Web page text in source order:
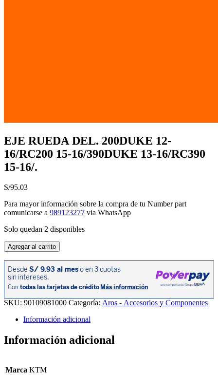
EJE RUEDA DEL. 200DUKE 12-
16/RC200 15-16/390DUKE 13-16/RC390
15-16/.
S/95.03
Para mayor información sobre la compra de tu Number part
comunicarse a 989123277 via WhatsApp
Solo quedan 2 disponibles
EJE
RUEDA
DEL.
200DUKE
12-
16/RC200
15-
16/390DUKE
16/RC390
16/.
Agregar al carrito
SKU: 90109081000 Categoría: Aros - Accesorios y Componentes
Información adicional
Información adicional
Marca KTM